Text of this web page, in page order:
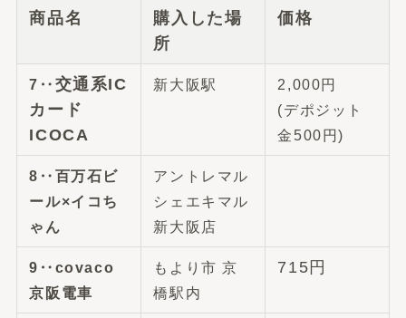
商品名
購入した場
所
価格
7‥ 交通系IC
カード
ICOCA
新大阪駅
2,000円
(デポジット
金500円)
8‥百万石ビ
ール×イコち
ゃん
アントレマル
シェエキマル
新大阪店
9‥covaco
京阪電車
もより市 京
橋駅内
715円